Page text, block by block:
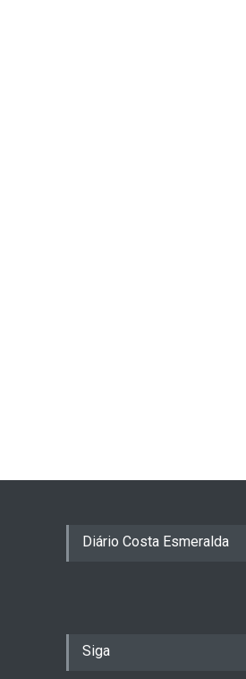
Diário Costa Esmeralda
Siga